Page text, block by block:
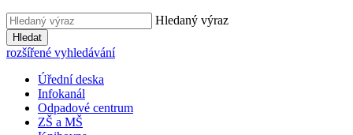
Hledaný výraz
Hledat
rozšířené vyhledávání
Úřední deska
Infokanál
Odpadové centrum
ZŠ a MŠ